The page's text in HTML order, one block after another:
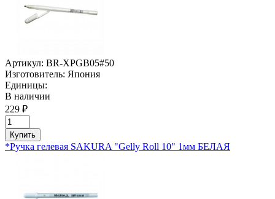
Артикул: BR-XPGB05#50
Изготовитель: Япония
Единицы:
В наличии
229 ₽
Купить
*Ручка гелевая SAKURA "Gelly Roll 10" 1мм БЕЛАЯ